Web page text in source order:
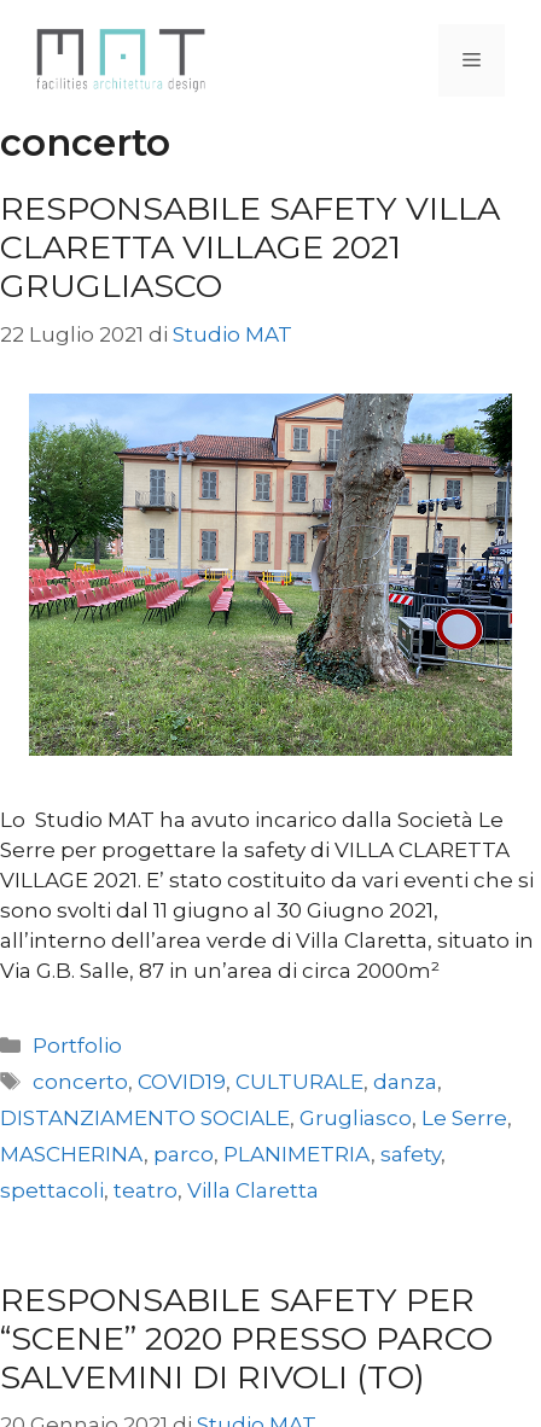
contenuto
Menu
concerto
RESPONSABILE SAFETY VILLA
CLARETTA VILLAGE 2021
GRUGLIASCO
22 Luglio 2021 di Studio MAT
Lo Studio MAT ha avuto incarico dalla Società Le
Serre per progettare la safety di VILLA CLARETTA
VILLAGE 2021. E’ stato costituito da vari eventi che si
sono svolti dal 11 giugno al 30 Giugno 2021,
all’interno dell’area verde di Villa Claretta, situato in
Via G.B. Salle, 87 in un’area di circa 2000m²
Categorie
Portfolio
Tag
concerto,COVID19,CULTURALE,danza,
DISTANZIAMENTO SOCIALE, Grugliasco, Le Serre,
MASCHERINA, parco, PLANIMETRIA, safety,
spettacoli, teatro, Villa Claretta
RESPONSABILE SAFETY PER
“SCENE” 2020 PRESSO PARCO
SALVEMINI DI RIVOLI (TO)